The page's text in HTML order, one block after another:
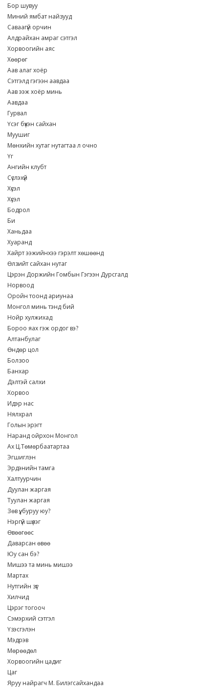
Бор шувуу
Миний ямбат найзууд
Саваагүй орчин
Алдрайхан амраг сэтгэл
Хорвоогийн аяс
Хөөрөг
Аав алаг хоёр
Сэтгэлд гэгээн аавдаа
Аав ээж хоёр минь
Аавдаа
Гурвал
Үсэг бүхэн сайхан
Муушиг
Мөнхийн хутаг нутагтаа л очно
Үг
Ангийн клубт
Сүслэхүй
Хүсэл
Хүсэл
Бодрол
Би
Ханьдаа
Хуаранд
Хайрт ээжийнхээ гэрэлт хөшөөнд
Өлзийт сайхан нутаг
Цэрэн Доржийн Гомбын Гэгээн Дурсгалд
Норвоод
Оройн тоонд ариунаа
Монгол минь тэнд бий
Нойр хулжихад
Бороо яах гэж ордог вэ?
Алтанбулаг
Өндөр цол
Болзоо
Банхар
Дэлтэй салхи
Хорвоо
Идэр нас
Нялхрал
Голын эрэгт
Наранд ойрхон Монгол
Ах Ц.Төмөрбаатартаа
Эгшиглэн
Эрдэнийн тамга
Халтуурчин
Дуулан жаргая
Туулан жаргая
Зөв үү, буруу юу?
Нэргүй шүлэг
Өвөөгөөс
Даварсан өвөө
Юу сан бэ?
Мишээ та минь мишээ
Мартах
Нутгийн зүг
Хилчид
Цэрэг тогооч
Сэмэрхий сэтгэл
Үзэсгэлэн
Мэдрэв
Мөрөөдөл
Хорвоогийн цадиг
Цаг
Яруу найрагч М. Билэгсайхандаа